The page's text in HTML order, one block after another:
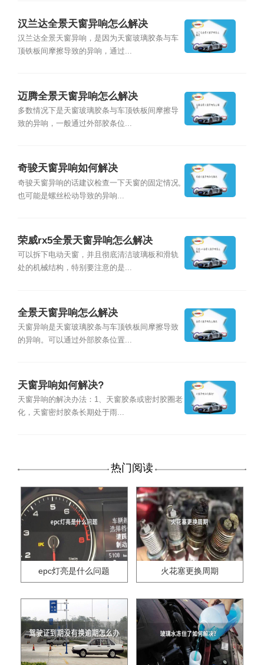
汉兰达全景天窗异响怎么解决
汉兰达全景天窗异响，是因为天窗玻璃胶条与车
顶铁板间摩擦导致的异响，通过...
迈腾全景天窗异响怎么解决
多数情况下是天窗玻璃胶条与车顶铁板间摩擦导
致的异响，一般通过外部胶条位...
奇骏天窗异响如何解决
奇骏天窗异响的话建议检查一下天窗的固定情况,
也可能是螺丝松动导致的异响...
荣威rx5全景天窗异响怎么解决
可以拆下电动天窗，并且彻底清洁玻璃板和滑轨
处的机械结构，特别要注意的是...
全景天窗异响怎么解决
天窗异响是天窗玻璃胶条与车顶铁板间摩擦导致
的异响。可以通过外部胶条位置...
天窗异响如何解决?
天窗异响的解决办法：1、天窗胶条或密封胶圈老
化，天窗密封胶条长期处于雨...
热门阅读
epc灯亮是什么问题 火花塞更换周期